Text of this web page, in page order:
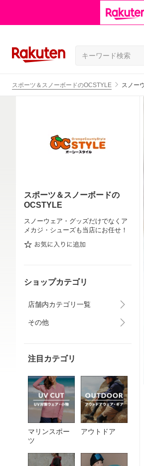
スポーツ＆スノーボードのOCSTYLE スノー
スポーツ＆スノーボードの
OCSTYLE
スノーウェア・グッズだけでなくア
メカジ・シューズも当店にお任せ！
ショップカテゴリ
店舗内カテゴリ一覧
その他
注目カテゴリ
マリンスポー
ツ
アウトドア